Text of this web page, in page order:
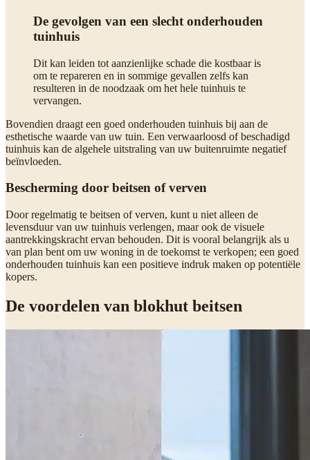
De gevolgen van een slecht onderhouden
tuinhuis
Dit kan leiden tot aanzienlijke schade die kostbaar is
om te repareren en in sommige gevallen zelfs kan
resulteren in de noodzaak om het hele tuinhuis te
vervangen.
Bovendien draagt een goed onderhouden tuinhuis bij aan de
esthetische waarde van uw tuin. Een verwaarloosd of beschadigd
tuinhuis kan de algehele uitstraling van uw buitenruimte negatief
beïnvloeden.
Bescherming door beitsen of verven
Door regelmatig te beitsen of verven, kunt u niet alleen de
levensduur van uw tuinhuis verlengen, maar ook de visuele
aantrekkingskracht ervan behouden. Dit is vooral belangrijk als u
van plan bent om uw woning in de toekomst te verkopen; een goed
onderhouden tuinhuis kan een positieve indruk maken op potentiële
kopers.
De voordelen van blokhut beitsen